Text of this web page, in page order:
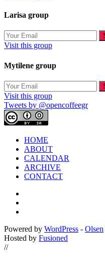
Larisa group
Visit this group
Mytilene group
Visit this group
Tweets by @opencoffeegr
HOME
ABOUT
CALENDAR
ARCHIVE
CONTACT
Powered by WordPress - Olsen
Hosted by Fusioned
//